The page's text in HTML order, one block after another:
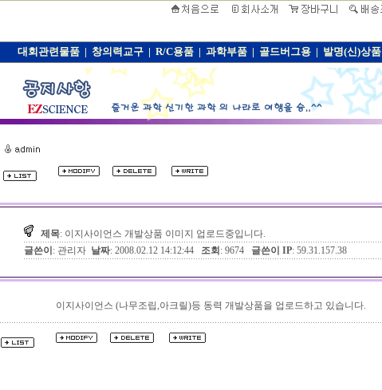
대회관련물품 | 창의력교구 | R/C용품 | 과학부품 | 골드버그용 | 발명(신)상품
제목: 이지사이언스 개발상품 이미지 업로드중입니다.
글쓴이 : 관리자 날짜: 2008.02.12 14:12:44 조회 : 9674 글쓴이 IP: 59.31.157.38
이지사이언스 (나무조립,아크릴)등 동력 개발상품을 업로드하고 있습니다.